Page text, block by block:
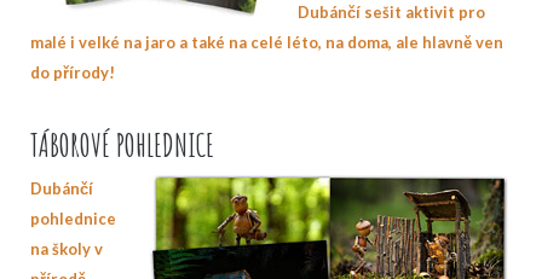
Dubánčí sešit aktivit pro
malé i velké na jaro a také na celé léto, na doma, ale hlavně ven
do přírody!
TÁBOROVÉ POHLEDNICE
Dubánčí
pohlednice
na školy v